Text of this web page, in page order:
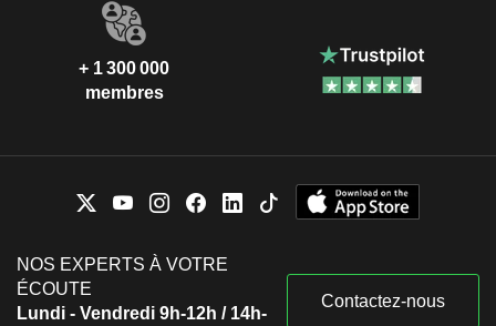
+ 1 300 000
membres
NOS EXPERTS À VOTRE
ÉCOUTE
Lundi - Vendredi 9h-12h / 14h-
Contactez-nous